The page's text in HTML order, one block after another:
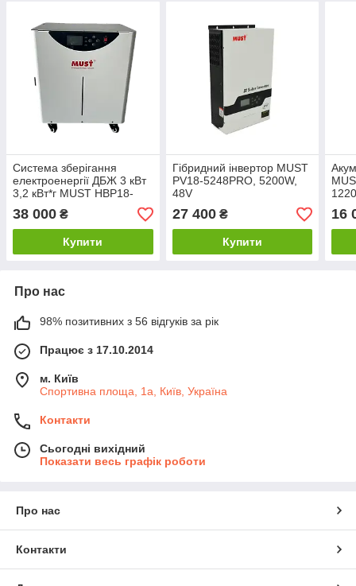
Система зберігання
електроенергії ДБЖ 3 кВт
3,2 кВт*г MUST НВР18-
3024 125Ah LiFePО4
MPPT
38 000 ₴
Купити
Гібридний інвертор MUST
PV18-5248PRO, 5200W,
48V
27 400₴
Купити
16
Про нас
98% позитивних з 56 відгуків за рік
Працює з 17.10.2014
м. Київ
Спортивна площа, 1а, Київ, Україна
Контакти
Сьогодні вихідний
Показати весь графік роботи
Про нас
Контакти